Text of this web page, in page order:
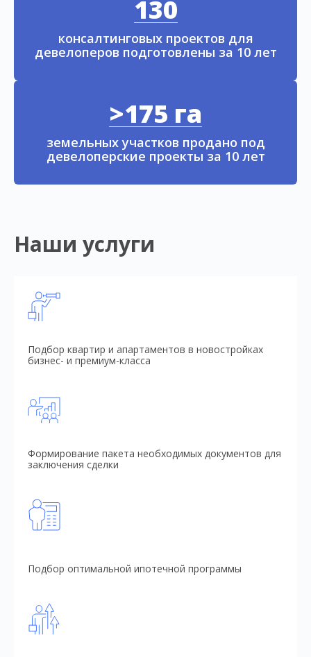
130
консалтинговых проектов для
девелоперов подготовлены за 10 лет
>175 га
земельных участков продано под
девелоперские проекты за 10 лет
Наши услуги
Подбор квартир и апартаментов в новостройках
бизнес- и премиум-класса
Формирование пакета необходимых документов для
заключения сделки
Подбор оптимальной ипотечной программы